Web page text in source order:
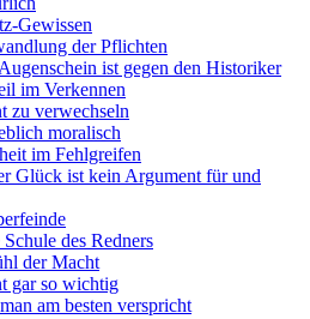
Gewissen
der Pflichten
ist gegen den Historiker
im Verkennen
zu verwechseln
moralisch
im Fehlgreifen
Glück ist kein Argument für und
des Redners
der Macht
gar so wichtig
am besten verspricht